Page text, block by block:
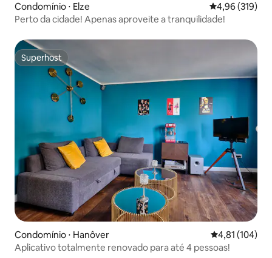
Condomínio ⋅ Elze 4,96 de uma
4,96 (319)
Perto da cidade! Apenas aproveite a tranquilidade!
Superhost
Superhost
Condomínio ⋅ Hanôver 4,81 de uma
4,81 (104)
Aplicativo totalmente renovado para até 4 pessoas!